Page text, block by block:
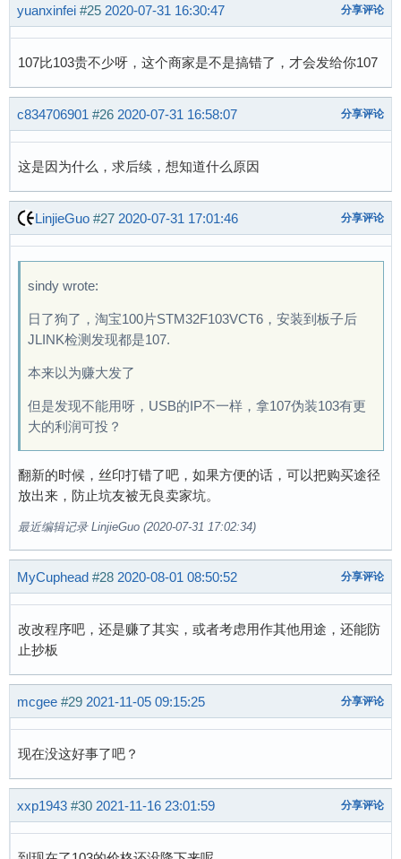
yuanxinfei #25 2020-07-31 16:30:47 分享评论
107比103贵不少呀，这个商家是不是搞错了，才会发给你107
c834706901 #26 2020-07-31 16:58:07 分享评论
这是因为什么，求后续，想知道什么原因
LinjieGuo #27 2020-07-31 17:01:46 分享评论
sindy wrote:
日了狗了，淘宝100片STM32F103VCT6，安装到板子后
JLINK检测发现都是107.
本来以为赚大发了
但是发现不能用呀，USB的IP不一样，拿107伪装103有更
大的利润可投？
翻新的时候，丝印打错了吧，如果方便的话，可以把购买途径
放出来，防止坑友被无良卖家坑。
最近编辑记录 LinjieGuo (2020-07-31 17:02:34)
MyCuphead #28 2020-08-01 08:50:52 分享评论
改改程序吧，还是赚了其实，或者考虑用作其他用途，还能防
止抄板
mcgee #29 2021-11-05 09:15:25 分享评论
现在没这好事了吧？
xxp1943 #30 2021-11-16 23:01:59 分享评论